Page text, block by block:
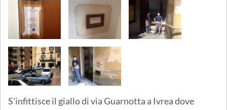
S'infittisce il giallo di via Guarnotta a Ivrea dove